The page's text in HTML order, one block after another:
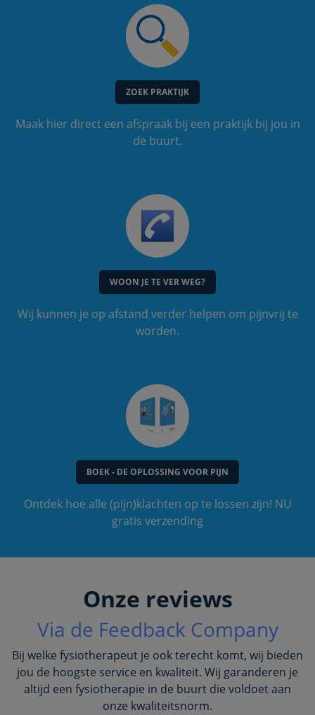
ZOEK PRAKTIJK
Maak hier direct een afspraak bij een praktijk bij jou in
de buurt.
WOON JE TE VER WEG?
Wij kunnen je op afstand verder helpen om pijnvrij te
worden.
BOEK - DE OPLOSSING VOOR PIJN
Ontdek hoe alle (pijn)klachten op te lossen zijn! NU
gratis verzending
Onze reviews
Via de Feedback Company
Bij welke fysiotherapeut je ook terecht komt, wij bieden
jou de hoogste service en kwaliteit. Wij garanderen je
altijd een fysiotherapie in de buurt die voldoet aan
onze kwaliteitsnorm.